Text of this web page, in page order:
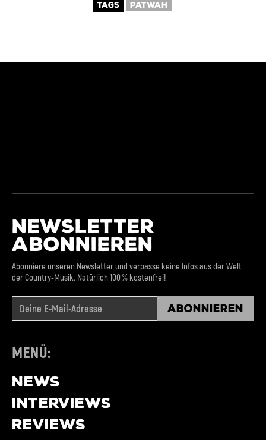
TAGS PATWAH
NEWSLETTER
ABONNIEREN
Abonniere unseren Newsletter und verpasse keine Infos aus der Welt
der Country-Musik. Natürlich 100 % kostenfrei!
Abonnieren
MENÜ:
NEWS
INTERVIEWS
REVIEWS